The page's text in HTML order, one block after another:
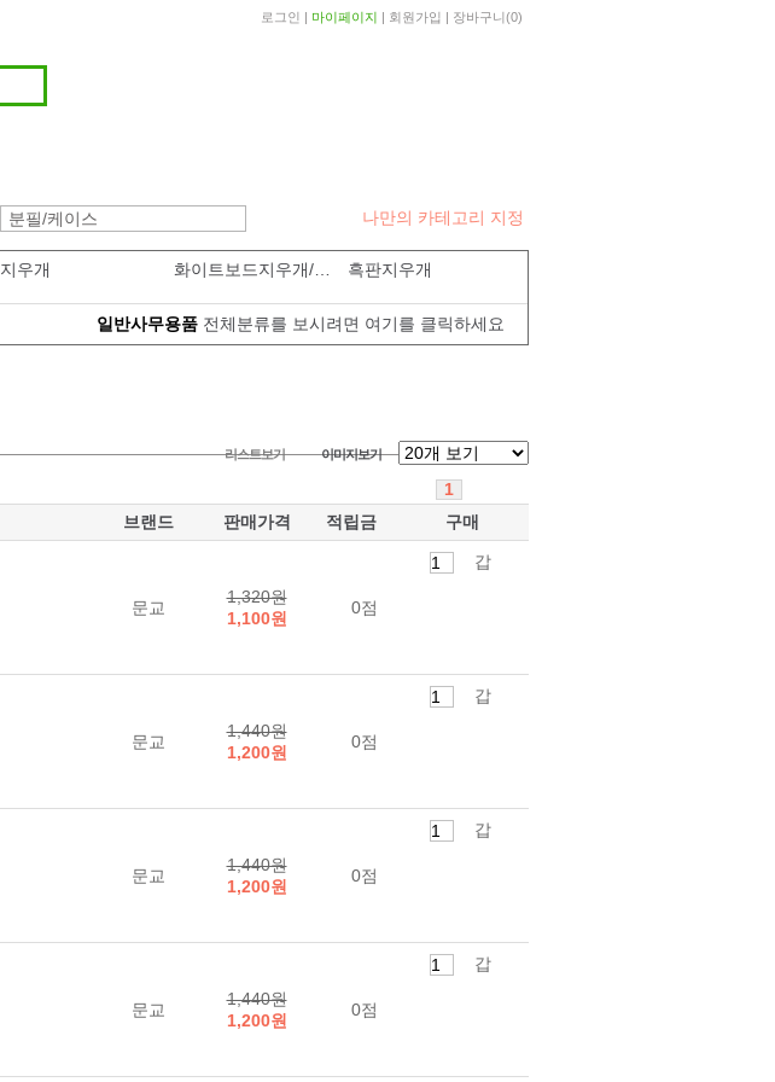
로그인 | 마이페이지 | 회원가입 | 장바구니(0)
분필/케이스 나만의 카테고리 지정
지우개 화이트보드지우개/크리너
흑판지우개
일반사무용품전체분류를 보시려면 여기를 클릭하세요
리스트보기 이미지보기
1
브랜드 판매가격 적립금 구매
문교
1,320원
1,100원
0점
갑
문교
1,440원
1,200원
0점
갑
문교
1,440원
1,200원
0점
갑
문교
1,440원
1,200원
0점
갑